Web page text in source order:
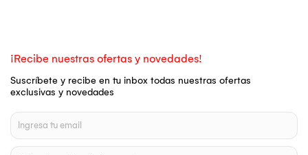
¡Recibe nuestras ofertas y novedades!
Suscríbete y recibe en tu inbox todas nuestras ofertas
exclusivas y novedades